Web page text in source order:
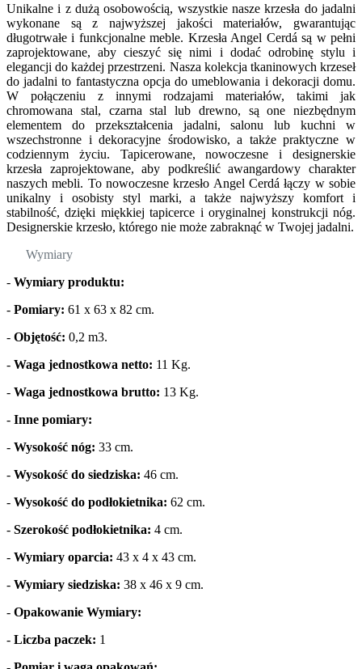
Unikalne i z dużą osobowością, wszystkie nasze krzesła do jadalni
wykonane są z najwyższej jakości materiałów, gwarantując
długotrwałe i funkcjonalne meble. Krzesła Angel Cerdá są w pełni
zaprojektowane, aby cieszyć się nimi i dodać odrobinę stylu i
elegancji do każdej przestrzeni. Nasza kolekcja tkaninowych krzeseł
do jadalni to fantastyczna opcja do umeblowania i dekoracji domu.
W połączeniu z innymi rodzajami materiałów, takimi jak
chromowana stal, czarna stal lub drewno, są one niezbędnym
elementem do przekształcenia jadalni, salonu lub kuchni w
wszechstronne i dekoracyjne środowisko, a także praktyczne w
codziennym życiu. Tapicerowane, nowoczesne i designerskie
krzesła zaprojektowane, aby podkreślić awangardowy charakter
naszych mebli. To nowoczesne krzesło Angel Cerdá łączy w sobie
unikalny i osobisty styl marki, a także najwyższy komfort i
stabilność, dzięki miękkiej tapicerce i oryginalnej konstrukcji nóg.
Designerskie krzesło, którego nie może zabraknąć w Twojej jadalni.
Wymiary
- Wymiary produktu:
- Pomiary: 61 x 63 x 82 cm.
- Objętość: 0,2 m3.
- Waga jednostkowa netto: 11 Kg.
- Waga jednostkowa brutto: 13 Kg.
- Inne pomiary:
- Wysokość nóg: 33 cm.
- Wysokość do siedziska: 46 cm.
- Wysokość do podłokietnika: 62 cm.
- Szerokość podłokietnika: 4 cm.
- Wymiary oparcia: 43 x 4 x 43 cm.
- Wymiary siedziska: 38 x 46 x 9 cm.
- Opakowanie Wymiary:
- Liczba paczek: 1